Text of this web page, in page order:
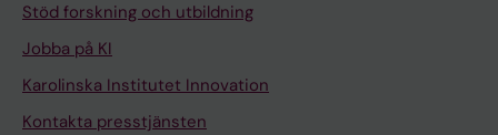
Stöd forskning och utbildning
Jobba på KI
Karolinska Institutet Innovation
Kontakta presstjänsten